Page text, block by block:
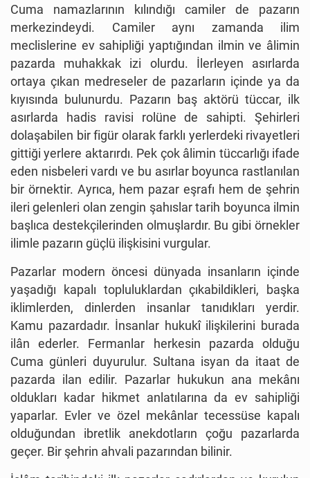
Cuma namazlarının kılındığı camiler de pazarın
merkezindeydi. Camiler aynı zamanda ilim
meclislerine ev sahipliği yaptığından ilmin ve âlimin
pazarda muhakkak izi olurdu. İlerleyen asırlarda
ortaya çıkan medreseler de pazarların içinde ya da
kıyısında bulunurdu. Pazarın baş aktörü tüccar, ilk
asırlarda hadis ravisi rolüne de sahipti. Şehirleri
dolaşabilen bir figür olarak farklı yerlerdeki rivayetleri
gittiği yerlere aktarırdı. Pek çok âlimin tüccarlığı ifade
eden nisbeleri vardı ve bu asırlar boyunca rastlanılan
bir örnektir. Ayrıca, hem pazar eşrafı hem de şehrin
ileri gelenleri olan zengin şahıslar tarih boyunca ilmin
başlıca destekçilerinden olmuşlardır. Bu gibi örnekler
ilimle pazarın güçlü ilişkisini vurgular.
Pazarlar modern öncesi dünyada insanların içinde
yaşadığı kapalı topluluklardan çıkabildikleri, başka
iklimlerden, dinlerden insanlar tanıdıkları yerdir.
Kamu pazardadır. İnsanlar hukukî ilişkilerini burada
ilân ederler. Fermanlar herkesin pazarda olduğu
Cuma günleri duyurulur. Sultana isyan da itaat de
pazarda ilan edilir. Pazarlar hukukun ana mekânı
oldukları kadar hikmet anlatılarına da ev sahipliği
yaparlar. Evler ve özel mekânlar tecessüse kapalı
olduğundan ibretlik anekdotların çoğu pazarlarda
geçer. Bir şehrin ahvali pazarından bilinir.